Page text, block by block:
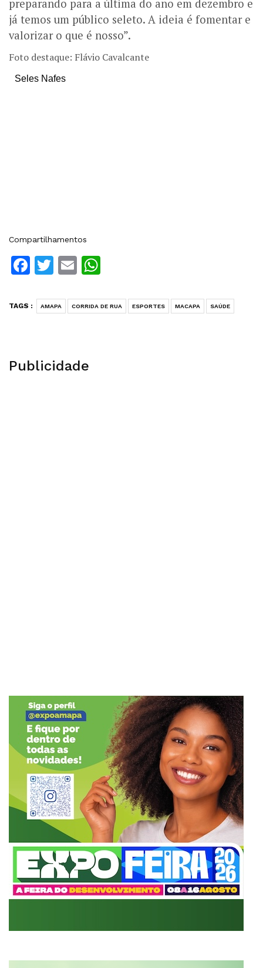
preparando para a última do ano em dezembro e
já temos um público seleto. A ideia é fomentar e
valorizar o que é nosso”.
Foto destaque: Flávio Cavalcante
Seles Nafes
Compartilhamentos
Facebook
Twitter
Email
TAGS : AMAPA CORRIDA DE RUA ESPORTES MACAPA SAÚDE
Publicidade